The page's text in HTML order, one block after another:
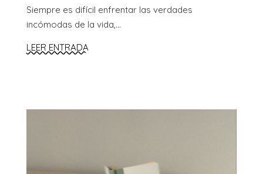
Siempre es difícil enfrentar las verdades
incómodas de la vida,...
LEER ENTRADA